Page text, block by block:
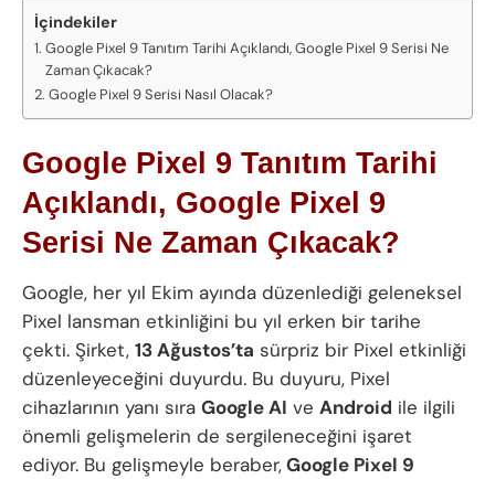
İçindekiler
Google Pixel 9 Tanıtım Tarihi Açıklandı, Google Pixel 9 Serisi Ne
Zaman Çıkacak?
Google Pixel 9 Serisi Nasıl Olacak?
Google Pixel 9 Tanıtım Tarihi
Açıklandı, Google Pixel 9
Serisi Ne Zaman Çıkacak?
Google, her yıl Ekim ayında düzenlediği geleneksel
Pixel lansman etkinliğini bu yıl erken bir tarihe
çekti. Şirket, 13 Ağustos’ta sürpriz bir Pixel etkinliği
düzenleyeceğini duyurdu. Bu duyuru, Pixel
cihazlarının yanı sıra Google AI ve Android ile ilgili
önemli gelişmelerin de sergileneceğini işaret
ediyor. Bu gelişmeyle beraber,Google Pixel 9